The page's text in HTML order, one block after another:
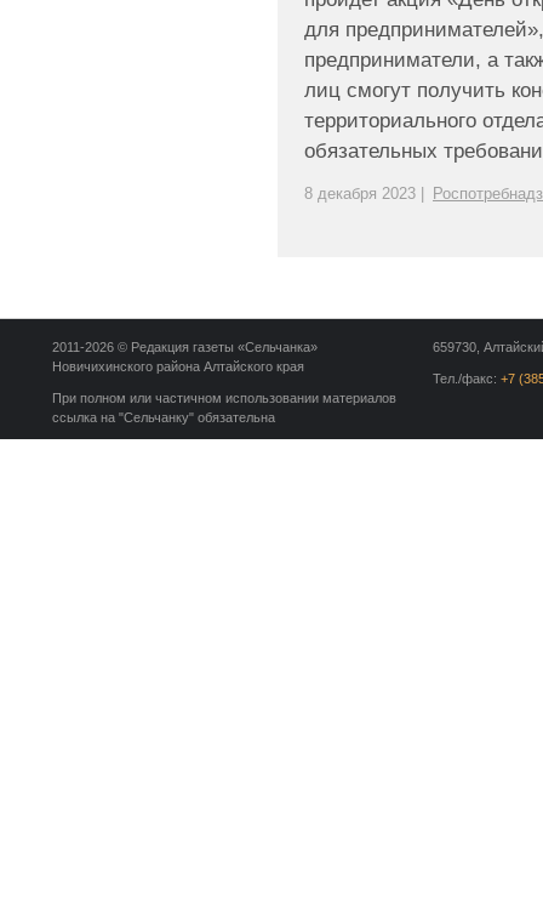
для
предприниматели, а
лиц смогут получить
территориального
обязательных
8 декабря 2023 |
659730,
Тел./факс: +7
2011-2026 © Редакция газеты «Сельчанка»
Новичихинского района Алтайского края
При полном или частичном использовании материалов
ссылка на "Сельчанку" обязательна